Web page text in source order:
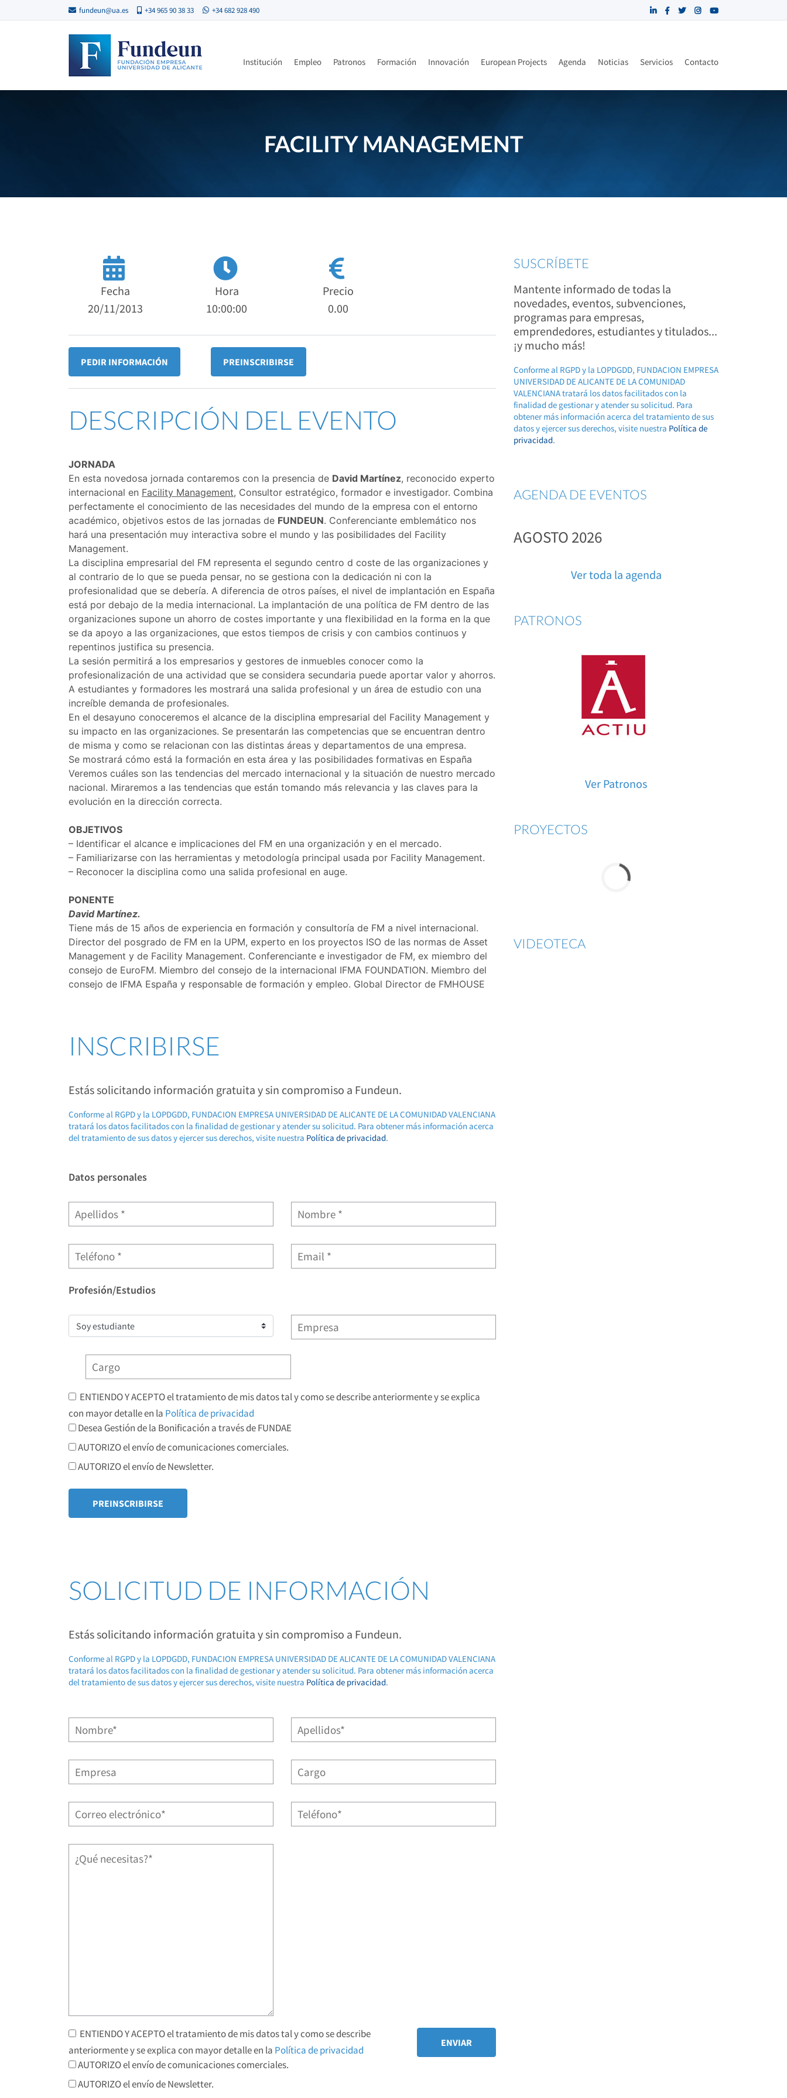
fundeun@ua.es +34 965 90 38 33 +34 682 928 490
Institución Empleo Patronos Formación Innovación European Projects Agenda Noticias Servicios Contacto
FACILITY MANAGEMENT
Fecha
20/11/2013
Hora
10:00:00
Precio
0.00
PEDIR INFORMACIÓN PREINSCRIBIRSE
DESCRIPCIÓN DEL EVENTO
JORNADA
En esta novedosa jornada contaremos con la presencia de David Martínez, reconocido experto
internacional en Facility Management, Consultor estratégico, formador e investigador. Combina
perfectamente el conocimiento de las necesidades del mundo de la empresa con el entorno
académico, objetivos estos de las jornadas de FUNDEUN. Conferenciante emblemático nos
hará una presentación muy interactiva sobre el mundo y las posibilidades del Facility
Management.
La disciplina empresarial del FM representa el segundo centro d coste de las organizaciones y
al contrario de lo que se pueda pensar, no se gestiona con la dedicación ni con la
profesionalidad que se debería. A diferencia de otros países, el nivel de implantación en España
está por debajo de la media internacional. La implantación de una política de FM dentro de las
organizaciones supone un ahorro de costes importante y una flexibilidad en la forma en la que
se da apoyo a las organizaciones, que estos tiempos de crisis y con cambios continuos y
repentinos justifica su presencia.
La sesión permitirá a los empresarios y gestores de inmuebles conocer como la
profesionalización de una actividad que se considera secundaria puede aportar valor y ahorros.
A estudiantes y formadores les mostrará una salida profesional y un área de estudio con una
increíble demanda de profesionales.
En el desayuno conoceremos el alcance de la disciplina empresarial del Facility Management y
su impacto en las organizaciones. Se presentarán las competencias que se encuentran dentro
de misma y como se relacionan con las distintas áreas y departamentos de una empresa.
Se mostrará cómo está la formación en esta área y las posibilidades formativas en España
Veremos cuáles son las tendencias del mercado internacional y la situación de nuestro mercado
nacional. Miraremos a las tendencias que están tomando más relevancia y las claves para la
evolución en la dirección correcta.
OBJETIVOS
– Identificar el alcance e implicaciones del FM en una organización y en el mercado.
– Familiarizarse con las herramientas y metodología principal usada por Facility Management.
– Reconocer la disciplina como una salida profesional en auge.
PONENTE
David Martínez.
Tiene más de 15 años de experiencia en formación y consultoría de FM a nivel internacional.
Director del posgrado de FM en la UPM, experto en los proyectos ISO de las normas de Asset
Management y de Facility Management. Conferenciante e investigador de FM, ex miembro del
consejo de EuroFM. Miembro del consejo de la internacional IFMA FOUNDATION. Miembro del
consejo de IFMA España y responsable de formación y empleo. Global Director de FMHOUSE
INSCRIBIRSE
Estás solicitando información gratuita y sin compromiso a Fundeun.
Conforme al RGPD y la LOPDGDD, FUNDACION EMPRESA UNIVERSIDAD DE ALICANTE DE LA COMUNIDAD VALENCIANA
tratará los datos facilitados con la finalidad de gestionar y atender su solicitud. Para obtener más información acerca
del tratamiento de sus datos y ejercer sus derechos, visite nuestra Política de privacidad.
Datos personales
Profesión/Estudios
ENTIENDO Y ACEPTO el tratamiento de mis datos tal y como se describe anteriormente y se explica
con mayor detalle en la Política de privacidad
Desea Gestión de la Bonificación a través de FUNDAE
AUTORIZO el envío de comunicaciones comerciales.
AUTORIZO el envío de Newsletter.
SOLICITUD DE INFORMACIÓN
Estás solicitando información gratuita y sin compromiso a Fundeun.
Conforme al RGPD y la LOPDGDD, FUNDACION EMPRESA UNIVERSIDAD DE ALICANTE DE LA COMUNIDAD VALENCIANA
tratará los datos facilitados con la finalidad de gestionar y atender su solicitud. Para obtener más información acerca
del tratamiento de sus datos y ejercer sus derechos, visite nuestra Política de privacidad.
ENTIENDO Y ACEPTO el tratamiento de mis datos tal y como se describe
anteriormente y se explica con mayor detalle en la Política de privacidad
AUTORIZO el envío de comunicaciones comerciales.
AUTORIZO el envío de Newsletter.
SUSCRÍBETE
Mantente informado de todas la
novedades, eventos, subvenciones,
programas para empresas,
emprendedores, estudiantes y titulados...
¡y mucho más!
Conforme al RGPD y la LOPDGDD, FUNDACION EMPRESA
UNIVERSIDAD DE ALICANTE DE LA COMUNIDAD
VALENCIANA tratará los datos facilitados con la
finalidad de gestionar y atender su solicitud. Para
obtener más información acerca del tratamiento de sus
datos y ejercer sus derechos, visite nuestra Política de
privacidad.
AGENDA DE EVENTOS
AGOSTO 2026
Ver toda la agenda
PATRONOS
Ver Patronos
PROYECTOS
VIDEOTECA